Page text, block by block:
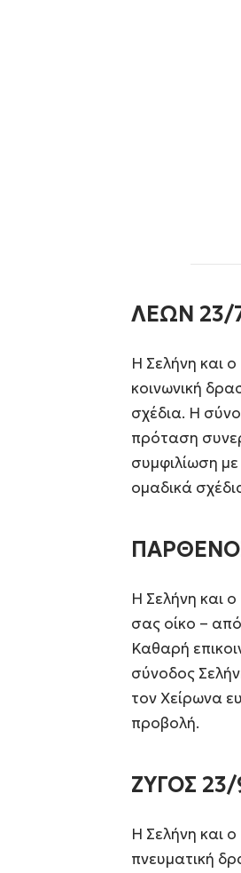
ΛΕΩΝ 23/
Η Σελήνη και
κοινωνική
σχέδια. Η
πρόταση
συμφιλίωση
ομαδικά
Η Σελήνη και
σας οίκο – από
Καθαρή
σύνοδος
τον Χείρωνα
προβολή.
ΖΥΓΟΣ 23/
Η Σελήνη και
πνευματική